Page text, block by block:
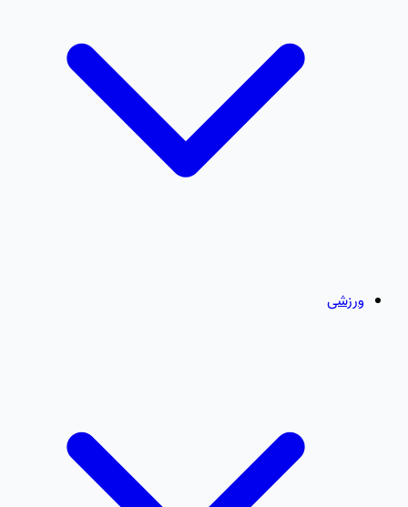
ورزشی